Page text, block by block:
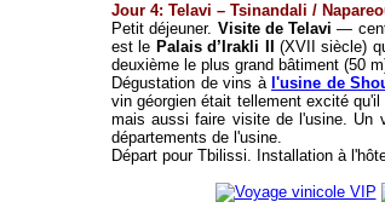
Jour 4: Telavi – Tsinandali /
Petit déjeuner. Visite de Telavi —
est le Palais d’Irakli II (XVII siècle)
deuxième le plus grand bâtiment (50
Dégustation de vins à l'usine de
vin géorgien était tellement excité
mais aussi faire visite de l'usine. Un
départements de l'usine.
Départ pour Tbilissi. Installation à